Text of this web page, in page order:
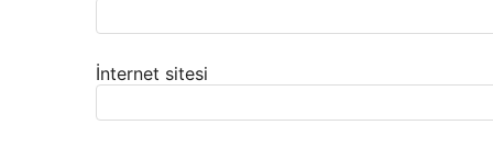
İnternet sitesi